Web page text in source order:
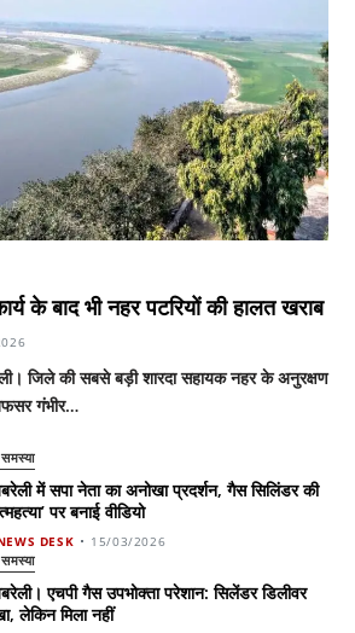
के बाद भी नहर पटरियों की हालत खराब
जिले की सबसे बड़ी शारदा सहायक नहर के अनुरक्षण
गंभीर…
में सपा नेता का अनोखा प्रदर्शन, गैस सिलिंडर की
पर बनाई वीडियो
DESK 15/03/2026
एचपी गैस उपभोक्ता परेशान: सिलेंडर डिलीवर
लेकिन मिला नहीं